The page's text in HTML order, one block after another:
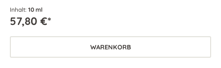
Inhalt: 10 ml
57,80 €*
WARENKORB